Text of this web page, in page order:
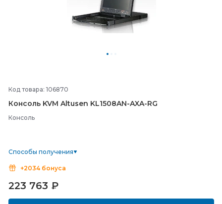
Код товара: 106870
Консоль KVM Altusen KL1508AN-AXA-RG
Консоль
Способы получения
+2034 бонуса
223 763 ₽